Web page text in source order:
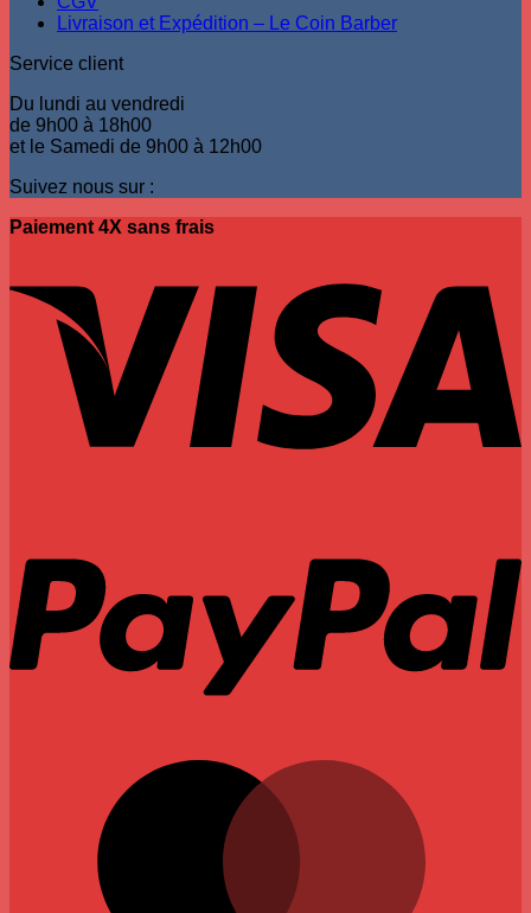
produitLivraison et Expédition – Le Coin Barber
Service client
Du lundi au vendredi
de 9h00 à 18h00
et le Samedi de 9h00 à 12h00
Suivez nous sur :
Paiement 4X sans frais